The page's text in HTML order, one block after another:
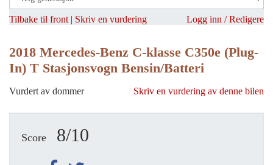
Tilbake til front | Skriv en vurdering Logg inn / Redigere
2018 Mercedes-Benz C-klasse C350e (Plug-
In) T Stasjonsvogn Bensin/Batteri
Vurdert av dommer Skriv en vurdering av denne bilen
Score 8/10